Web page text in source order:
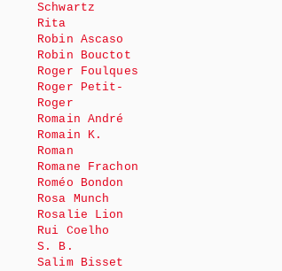
Schwartz
Rita
Robin Ascaso
Robin Bouctot
Roger Foulques
Roger Petit-
Roger
Romain André
Romain K.
Roman
Romane Frachon
Roméo Bondon
Rosa Munch
Rosalie Lion
Rui Coelho
S. B.
Salim Bisset